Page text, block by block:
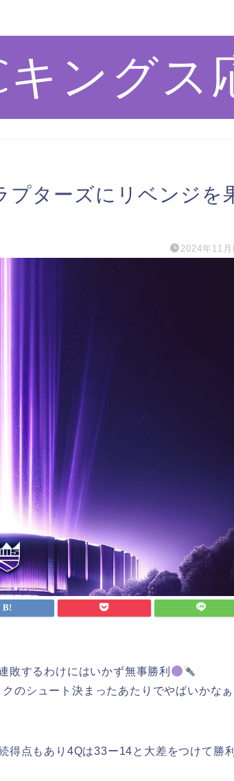
キングス
プターズにリベンジを
2024年11月
敗するわけにはいかず無事勝利
クのシュート決まったあたりでやばいかなぁ
得点もあり4Qは33ー14と大差をつけて勝利